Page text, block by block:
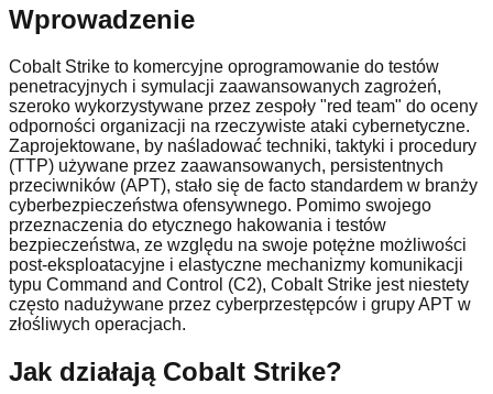
Wprowadzenie
Cobalt Strike to komercyjne oprogramowanie do testów
penetracyjnych i symulacji zaawansowanych zagrożeń,
szeroko wykorzystywane przez zespoły "red team" do oceny
odporności organizacji na rzeczywiste ataki cybernetyczne.
Zaprojektowane, by naśladować techniki, taktyki i procedury
(TTP) używane przez zaawansowanych, persistentnych
przeciwników (APT), stało się de facto standardem w branży
cyberbezpieczeństwa ofensywnego. Pomimo swojego
przeznaczenia do etycznego hakowania i testów
bezpieczeństwa, ze względu na swoje potężne możliwości
post-eksploatacyjne i elastyczne mechanizmy komunikacji
typu Command and Control (C2), Cobalt Strike jest niestety
często nadużywane przez cyberprzestępców i grupy APT w
złośliwych operacjach.
Jak działają Cobalt Strike?